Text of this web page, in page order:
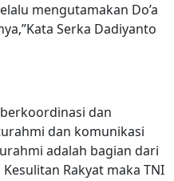
mengutamakan Do’a
Serka Dadiyanto
dan
dan komunikasi
adalah bagian dari
Rakyat maka TNI